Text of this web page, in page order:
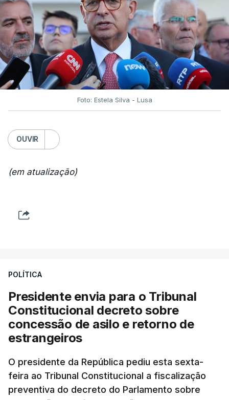
Foto: Estela Silva - Lusa
OUVIR
(em atualização)
POLÍTICA
Presidente envia para o Tribunal
Constitucional decreto sobre
concessão de asilo e retorno de
estrangeiros
O presidente da República pediu esta sexta-
feira ao Tribunal Constitucional a fiscalização
preventiva do decreto do Parlamento sobre